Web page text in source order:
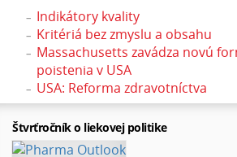
Indikátory kvality
Kritériá bez zmyslu a obsahu
Massachusetts zavádza novú
poistenia v USA
USA: Reforma zdravotníctva
Štvrťročník o liekovej politike